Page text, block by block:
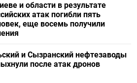
и области в результате
атак погибли пять
еще восемь получили
и Сызранский нефтезаводы
после атак дронов